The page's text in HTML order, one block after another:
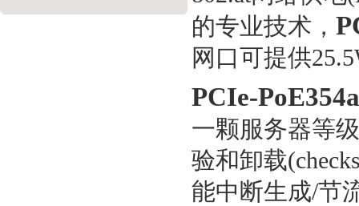
的专业技术，
网口可提供
PCIe-
一颗服务器等
验和卸载
能中断生成/节